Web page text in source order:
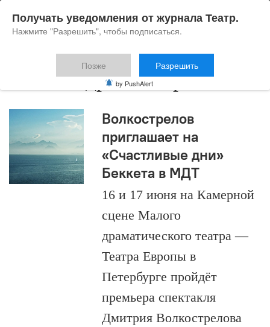
Александр Кошкарёв
Волкострелов
приглашает на
«Счастливые дни»
Беккета в МДТ
16 и 17 июня на Камерной
сцене Малого
драматического театра —
Театра Европы в
Петербурге пройдёт
премьера спектакля
Дмитрия Волкострелова
Получать уведомления от журнала Театр.
Нажмите "Разрешить", чтобы подписаться.
Позже Разрешить
by PushAlert